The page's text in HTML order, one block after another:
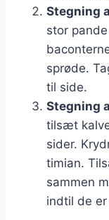
Stegning
stor
sprøde.
til side.
Stegning
tilsæt
sider.
timian.
sammen
indtil de er